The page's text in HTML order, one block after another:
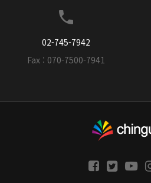
02-745-7942
Fax : 070-7500-7941